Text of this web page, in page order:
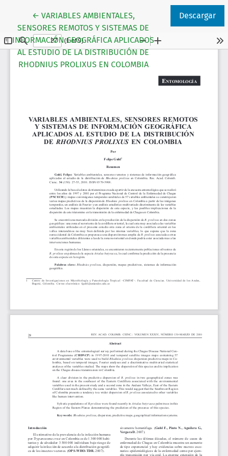
← Volver a los detalles del artículo
VARIABLES AMBIENTALES,
SENSORES REMOTOS Y SISTEMAS DE
INFORMACIÓN GEOGRÁFICA APLICADOS
AL ESTUDIO DE LA DISTRIBUCIÓN DE
RHODNIUS PROLIXUS EN COLOMBIA
Descargar